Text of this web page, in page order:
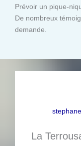
Prévoir un pique-
De nombreux
demande.
La